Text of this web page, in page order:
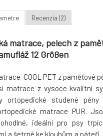
Recenzia (2)
matrace, pelech z
12 Größen
COOL PET z paměťové
matrace z vysoce kvalitní
ortopedické studené
matrace PUR.
ideální pro psy
a šetrné ke kloubům a páteři.